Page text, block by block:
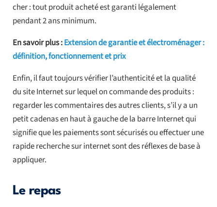
cher : tout produit acheté est garanti légalement
pendant 2 ans minimum.
En savoir plus :Extension de garantie et électroménager :
définition, fonctionnement et prix
Enfin, il faut toujours vérifier l’authenticité et la qualité
du site Internet sur lequel on commande des produits :
regarder les commentaires des autres clients, s’il y a un
petit cadenas en haut à gauche de la barre Internet qui
signifie que les paiements sont sécurisés ou effectuer une
rapide recherche sur internet sont des réflexes de base à
appliquer.
Le repas